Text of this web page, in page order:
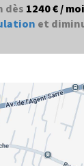
dès 1240 € /
et